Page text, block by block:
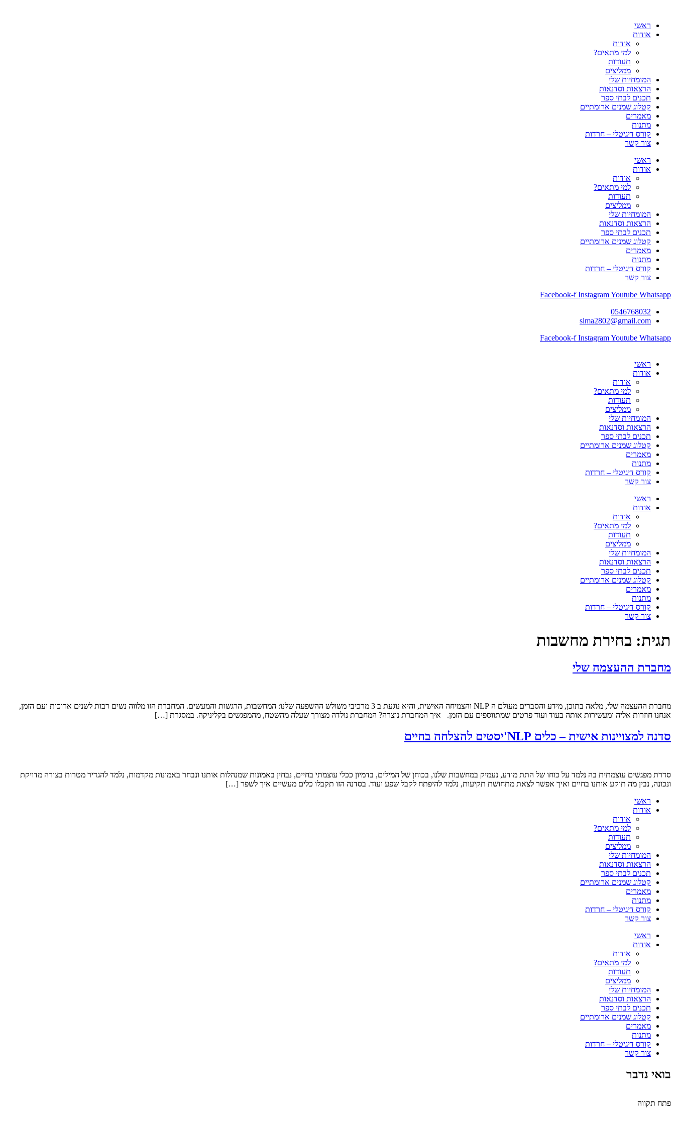
ראשי
אודות
אודות
למי מתאים?
תעודות
ממליצים
המומחיות שלי
הרצאות וסדנאות
תכנים לבתי ספר
קטלוג שמנים ארומתיים
מאמרים
מתנות
קורס דיגיטלי – חרדות
צור קשר
ראשי
אודות
אודות
למי מתאים?
תעודות
ממליצים
המומחיות שלי
הרצאות וסדנאות
תכנים לבתי ספר
קטלוג שמנים ארומתיים
מאמרים
מתנות
קורס דיגיטלי – חרדות
צור קשר
Facebook-f InstagramYoutube Whatsapp
0546768032
sima2802@gmail.com
Facebook-f InstagramYoutube Whatsapp
ראשי
אודות
אודות
למי מתאים?
תעודות
ממליצים
המומחיות שלי
הרצאות וסדנאות
תכנים לבתי ספר
קטלוג שמנים ארומתיים
מאמרים
מתנות
קורס דיגיטלי – חרדות
צור קשר
ראשי
אודות
אודות
למי מתאים?
תעודות
ממליצים
המומחיות שלי
הרצאות וסדנאות
תכנים לבתי ספר
קטלוג שמנים ארומתיים
מאמרים
מתנות
קורס דיגיטלי – חרדות
צור קשר
תגית: בחירת מחשבות
מחברת ההעצמה שלי
מחברת ההעצמה שלי, מלאה בתוכן, מידע והסברים מעולם ה NLP והצמיחה האישית, והיא נוגעת ב 3 מרכיבי משולש ההשפעה שלנו: המחשבות, הרגשות והמעשים. המחברת הזו מלווה נשים רבות לשנים ארוכות ועם הזמן,
אנחנו חוזרות אליה ומעשירות אותה בעוד ועוד פרטים שמתווספים עם הזמן. איך המחברת נוצרה? המחברת נולדה מצורך שעלה מהשטח, מהמפגשים בקליניקה. במסגרת […]
סדנה למצויינות אישית – כלים NLP'יסטים להצלחה בחיים
סדרת מפגשים עוצמתית בה נלמד על כוחו של התת מודע, נעמיק במחשבות שלנו, בכוחן של המילים, בדמיון ככלי עוצמתי בחיים, נבחין באמונות שמנהלות אותנו ונבחר באמונות מקדמות, נלמד להגדיר מטרות בצורה מדויקת
ונכונה, נבין מה תוקע אותנו בחיים ואיך אפשר לצאת מתחושת תקיעות, נלמד להיפתח לקבל שפע ועוד. בסדנה הזו תקבלו כלים מעשיים איך לשפר […]
ראשי
אודות
אודות
למי מתאים?
תעודות
ממליצים
המומחיות שלי
הרצאות וסדנאות
תכנים לבתי ספר
קטלוג שמנים ארומתיים
מאמרים
מתנות
קורס דיגיטלי – חרדות
צור קשר
ראשי
אודות
אודות
למי מתאים?
תעודות
ממליצים
המומחיות שלי
הרצאות וסדנאות
תכנים לבתי ספר
קטלוג שמנים ארומתיים
מאמרים
מתנות
קורס דיגיטלי – חרדות
צור קשר
בואי נדבר
פתח תקווה